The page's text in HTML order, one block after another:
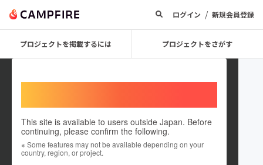
ログイン / 新規会員登録
プロジェクトを掲載するには プロジェクトをさがす
This site is available to users outside Japan. Before
continuing, please confirm the following.
※ Some features may not be available depending on your
country, region, or project.
KOHEI MATSUMOTO 3